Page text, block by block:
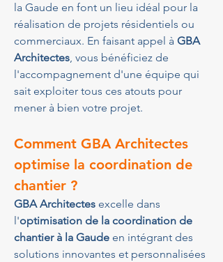
la Gaude en font un lieu idéal pour la
réalisation de projets résidentiels ou
commerciaux. En faisant appel à GBA
Architectes, vous bénéficiez de
l'accompagnement d'une équipe qui
sait exploiter tous ces atouts pour
mener à bien votre projet.
Comment GBA Architectes
optimise la coordination de
chantier ?
GBA Architectes excelle dans
l'optimisation de la coordination de
chantier à la Gaude en intégrant des
solutions innovantes et personnalisées